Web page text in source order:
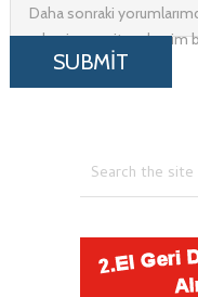
Daha sonraki
adresim ve site adresim